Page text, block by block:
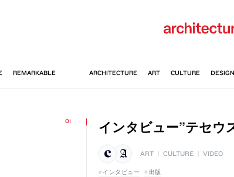
インタビュー”テセウ
ART CULTURE VIDEO
インタビュー 出版